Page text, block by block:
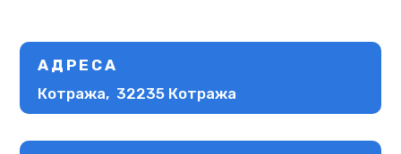
АДРЕСА
Котража, 32235 Котража